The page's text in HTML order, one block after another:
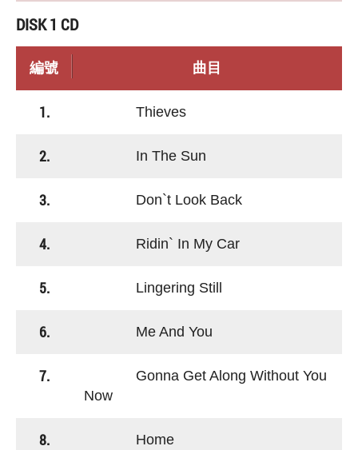
DISK 1 CD
編號 曲目
1. Thieves
2. In The Sun
3. Don`t Look Back
4. Ridin` In My Car
5. Lingering Still
6. Me And You
7.
Gonna Get Along Without You
Now
8. Home